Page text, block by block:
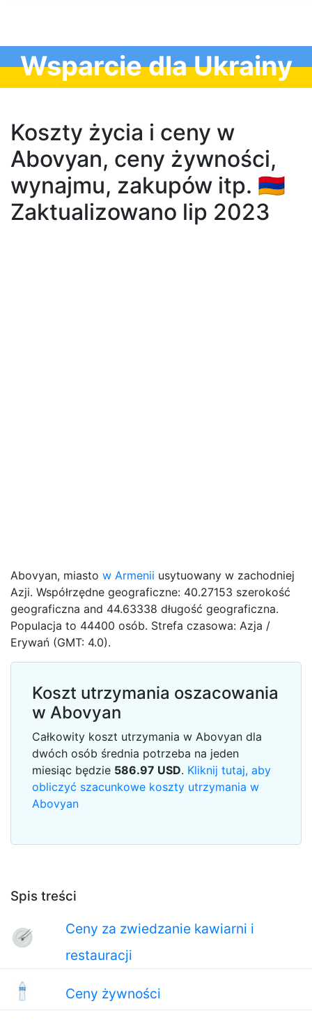
Wsparcie dla Ukrainy
Koszty życia i ceny w
Abovyan, ceny żywności,
wynajmu, zakupów itp. 🇦🇲
Zaktualizowano lip 2023
Spis treści
Ceny za zwiedzanie kawiarni i
restauracji
Ceny żywności
Abovyan, miasto w Armenii usytuowany w zachodniej
Azji. Współrzędne geograficzne: 40.27153 szerokość
geograficzna and 44.63338 długość geograficzna.
Populacja to 44400 osób. Strefa czasowa: Azja /
Erywań (GMT: 4.0).
Koszt utrzymania oszacowania
w Abovyan
Całkowity koszt utrzymania w Abovyan dla
dwóch osób średnia potrzeba na jeden
miesiąc będzie 586.97 USD. Kliknij tutaj, aby
obliczyć szacunkowe koszty utrzymania w
Abovyan